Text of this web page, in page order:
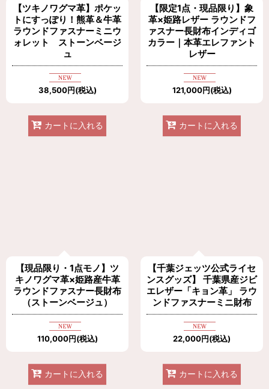
【ツキノワグマ革】ポケッ
トにすっぽり！熊革＆牛革
ラウンドファスナーミニウ
ォレット ストーンベージ
ュ
38,500円(税込)
カートに入れる
【限定1点・現品限り】象
革×姫路レザー ラウンドフ
ァスナー長財布インディゴ
カラー｜本革エレファント
レザー
121,000円(税込)
カートに入れる
【現品限り・1点モノ】ツ
キノワグマ革×姫路産牛革
ラウンドファスナー長財布
（ストーンベージュ）
110,000円(税込)
カートに入れる
【千葉ジェッツ公式ライセ
ンスグッズ】 千葉県産ジビ
エレザー「キョン革」 ラウ
ンドファスナーミニ財布
22,000円(税込)
カートに入れる